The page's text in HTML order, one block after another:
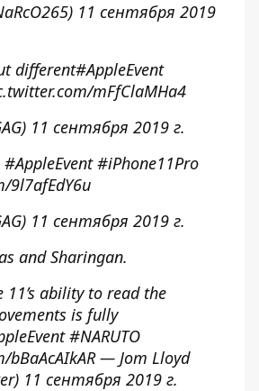
11 сентября 2019
different#AppleEvent
mFfClaMHa4
11 сентября 2019 г.
#AppleEvent #iPhone11Pro
9l7afEdY6u
11 сентября 2019 г.
and Sharingan.
11’s ability to read the
is fully
#NARUTO
— Jom Lloyd
11 сентября 2019 г.